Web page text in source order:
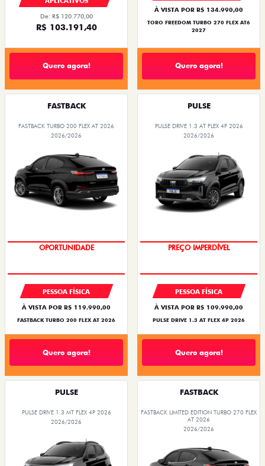
De: R$ 120.770,00
R$ 103.191,40
Quero agora!
À VISTA POR R$ 134.990,00
TORO FREEDOM TURBO 270 FLEX AT6
2027
Quero agora!
FASTBACK
FASTBACK TURBO 200 FLEX AT 2026
2026/2026
OPORTUNIDADE
PESSOA FÍSICA
À VISTA POR R$ 119.990,00
FASTBACK TURBO 200 FLEX AT 2026
Quero agora!
PULSE
PULSE DRIVE 1.3 AT FLEX 4P 2026
2026/2026
O SUV AUTOMÁTICO MAIS
PESSOA FÍSICA
À VISTA POR R$ 109.990,00
PULSE DRIVE 1.3 AT FLEX 4P 2026
Quero agora!
PULSE
PULSE DRIVE 1.3 MT FLEX 4P 2026
2026/2026
FASTBACK
FASTBACK LIMITED EDITION TURBO 270 FLEX
AT 2026
2026/2026